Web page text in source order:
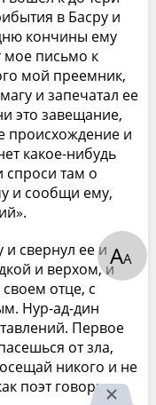
в Басру и
кончины ему
мое письмо к
мой преемник,
и запечатал ее
это завещание,
происхождение и
какое-нибудь
спроси там о
и сообщи ему,
и свернул ее и
и верхом, и
отце, с
Нур-ад-дин
Первое
от зла,
никого и не
поэт говорил:
АА